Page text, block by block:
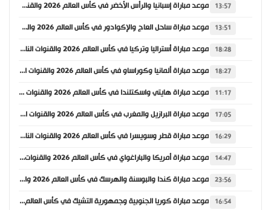
13:57 موعد مباراة إسبانيا والرأس الأخضر في كأس العالم 2026 والقنوات الناقلة
13:51 موعد مباراة ساحل العاج والإكوادور في كأس العالم 2026 والقنوات الناقلة
18:28 موعد مباراة أستراليا وتركيا في كأس العالم 2026 والقنوات الناقلة
18:27 موعد مباراة ألمانيا وكوراساو في كأس العالم 2026 والقنوات الناقلة
11:17 موعد مباراة هايتي واسكتلندا في كأس العالم 2026 والقنوات الناقلة
17:05 موعد مباراة البرازيل والمغرب في كأس العالم 2026 والقنوات الناقلة
16:29 موعد مباراة قطر وسويسرا في كأس العالم 2026 والقنوات الناقلة
14:47 موعد مباراة أمريكا والباراغواي في كأس العالم 2026 والقنوات الناقلة
23:56 موعد مباراة كندا والبوسنة والهرسك في كأس العالم 2026 والقنوات الناقلة
16:54 موعد مباراة كوريا الجنوبية وجمهورية التشيك في كأس العالم 2026 والقنوات الناقلة